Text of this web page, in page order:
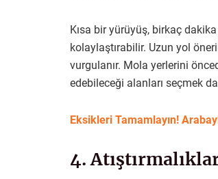
Kısa bir yürüyüş, birkaç
kolaylaştırabilir. Uzun yol
vurgulanır. Mola yerlerini
edebileceği alanları seçmek
Eksikleri Tamamlayın!
4.